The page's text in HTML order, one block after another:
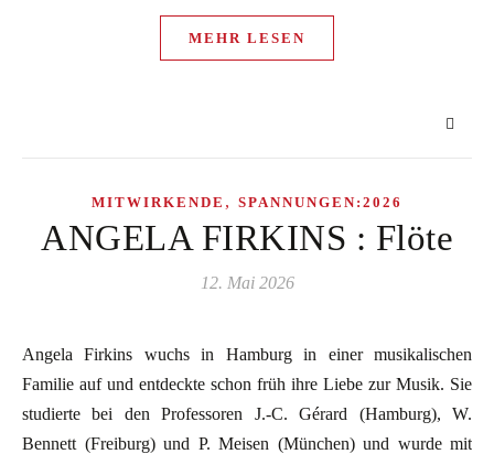
MEHR LESEN
MITWIRKENDE , SPANNUNGEN:2026
ANGELA FIRKINS : Flöte
12. Mai 2026
Angela Firkins wuchs in Hamburg in einer musikalischen
Familie auf und entdeckte schon früh ihre Liebe zur Musik. Sie
studierte bei den Professoren J.-C. Gérard (Hamburg), W.
Bennett (Freiburg) und P. Meisen (München) und wurde mit